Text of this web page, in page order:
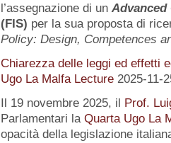
l’assegnazione di un Advanced
(FIS) per la sua proposta di
Policy: Design, Competences
Chiarezza delle leggi ed effetti
Ugo La Malfa Lecture 2025-11-
Il 19 novembre 2025, il Prof.
Parlamentari la Quarta Ugo La
opacità della legislazione